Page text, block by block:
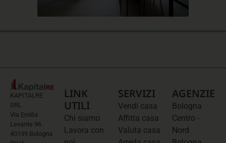
KAPITALRE
SRL
Via Emilia
Levante 96
40139 Bologna
LINK
UTILI
Chi siamo
Lavora con
SERVIZI
Vendi casa
Affitta casa
Valuta casa
AGENZIE
Bologna
Centro -
Nord